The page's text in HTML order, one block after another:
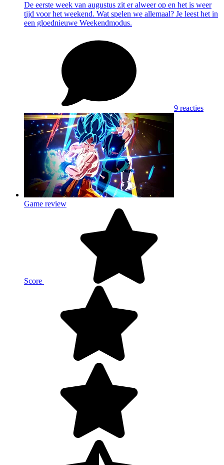
De eerste week van augustus zit er alweer op en het is weer
tijd voor het weekend. Wat spelen we allemaal? Je leest het in
een gloednieuwe Weekendmodus.
9 reacties
Game review
Score